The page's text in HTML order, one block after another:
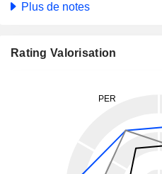
Plus de notes
Rating Valorisation